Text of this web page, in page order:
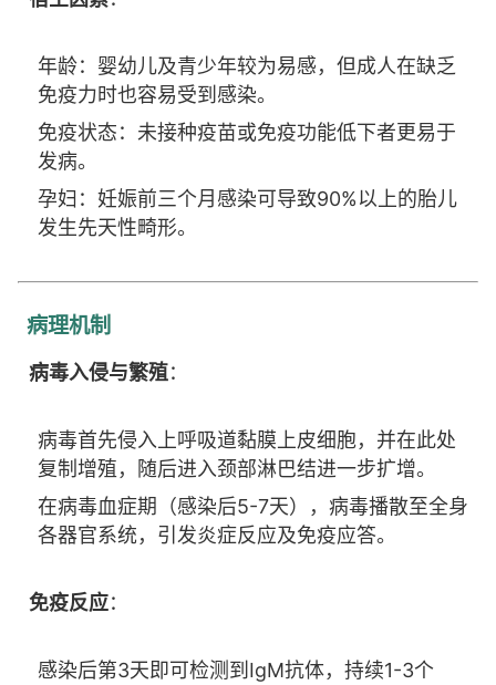
年龄：婴幼儿及青少年较为易感，但成人在缺乏
免疫力时也容易受到感染。
免疫状态：未接种疫苗或免疫功能低下者更易于
发病。
孕妇：妊娠前三个月感染可导致90%以上的胎儿
发生先天性畸形。
病理机制
病毒入侵与繁殖：
病毒首先侵入上呼吸道黏膜上皮细胞，并在此处
复制增殖，随后进入颈部淋巴结进一步扩增。
在病毒血症期（感染后5-7天），病毒播散至全身
各器官系统，引发炎症反应及免疫应答。
免疫反应：
感染后第3天即可检测到IgM抗体，持续1-3个